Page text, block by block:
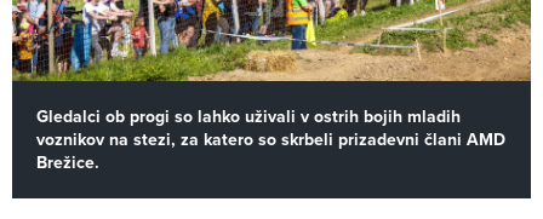
Gledalci ob progi so lahko uživali v ostrih bojih mladih
voznikov na stezi, za katero so skrbeli prizadevni člani AMD
Brežice.